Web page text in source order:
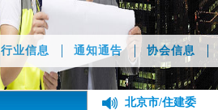
行业信息 通知通告 协会信息
北京市/住建委